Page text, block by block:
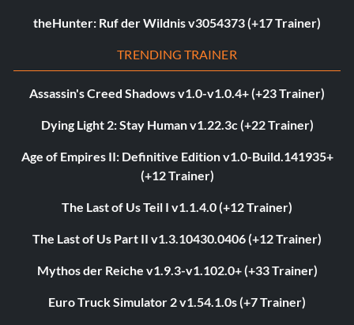
theHunter: Ruf der Wildnis v3054373 (+17 Trainer)
TRENDING TRAINER
Assassin's Creed Shadows v1.0-v1.0.4+ (+23 Trainer)
Dying Light 2: Stay Human v1.22.3c (+22 Trainer)
Age of Empires II: Definitive Edition v1.0-Build.141935+
(+12 Trainer)
The Last of Us Teil I v1.1.4.0 (+12 Trainer)
The Last of Us Part II v1.3.10430.0406 (+12 Trainer)
Mythos der Reiche v1.9.3-v1.102.0+ (+33 Trainer)
Euro Truck Simulator 2 v1.54.1.0s (+7 Trainer)